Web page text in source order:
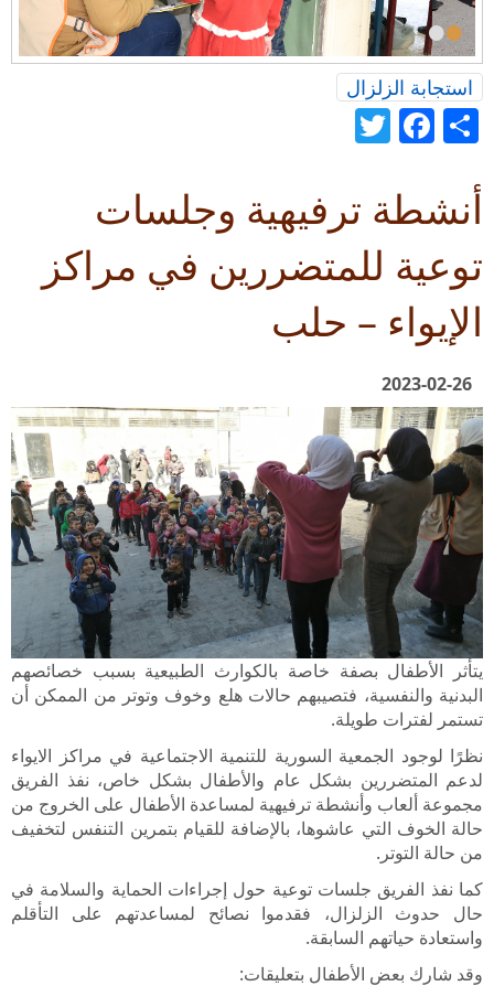
•
•
استجابة الزلزال
Share
Facebook
أنشطة ترفيهية وجلسات
توعية للمتضررين في مراكز
الإيواء – حلب
2023-02-26
يتأثر الأطفال بصفة خاصة بالكوارث الطبيعية بسبب خصائصهم
البدنية والنفسية، فتصيبهم حالات هلع وخوف وتوتر من الممكن أن
تستمر لفترات طويلة.
نظرًا لوجود الجمعية السورية للتنمية الاجتماعية في مراكز الايواء
لدعم المتضررين بشكل عام والأطفال بشكل خاص، نفذ الفريق
مجموعة ألعاب وأنشطة ترفيهية لمساعدة الأطفال على الخروج من
حالة الخوف التي عاشوها، بالإضافة للقيام بتمرين التنفس لتخفيف
من حالة التوتر.
كما نفذ الفريق جلسات توعية حول إجراءات الحماية والسلامة في
حال حدوث الزلزال، فقدموا نصائح لمساعدتهم على التأقلم
واستعادة حياتهم السابقة.
وقد شارك بعض الأطفال بتعليقات: